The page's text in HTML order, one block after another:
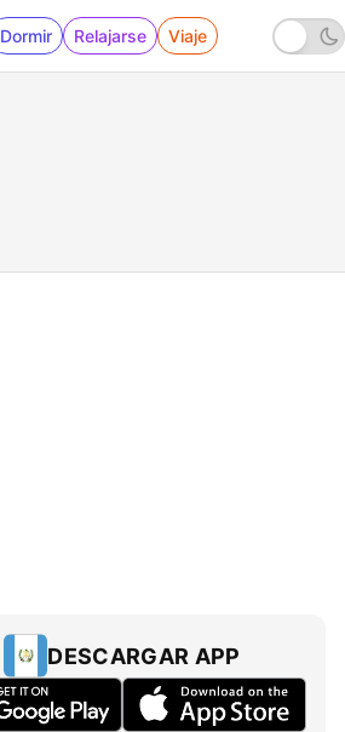
Dormir Relajarse Viaje
DESCARGAR APP